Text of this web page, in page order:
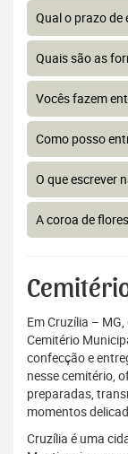
Qual o prazo de
Quais são as
Vocês fazem
Como posso
O que escrever
A coroa de
Em Cruzília –
Cemitério
confecção e
nesse cemitério,
preparadas,
momentos
Cruzília é uma